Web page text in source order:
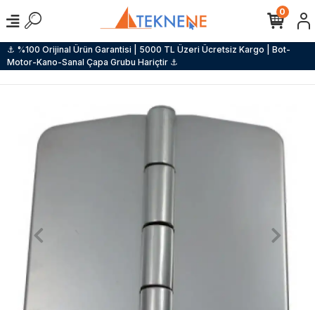
⚓ %100 Orijinal Ürün Garantisi | 5000 TL Üzeri Ücretsiz Kargo | Bot-
Motor-Kano-Sanal Çapa Grubu Hariçtir ⚓
0